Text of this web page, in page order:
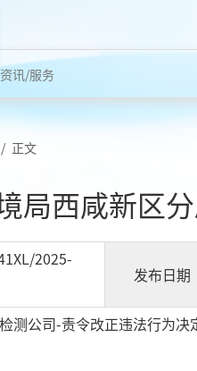
/ 正文
局西咸新区
2025-
发布日期
测公司-责令改正违法行为